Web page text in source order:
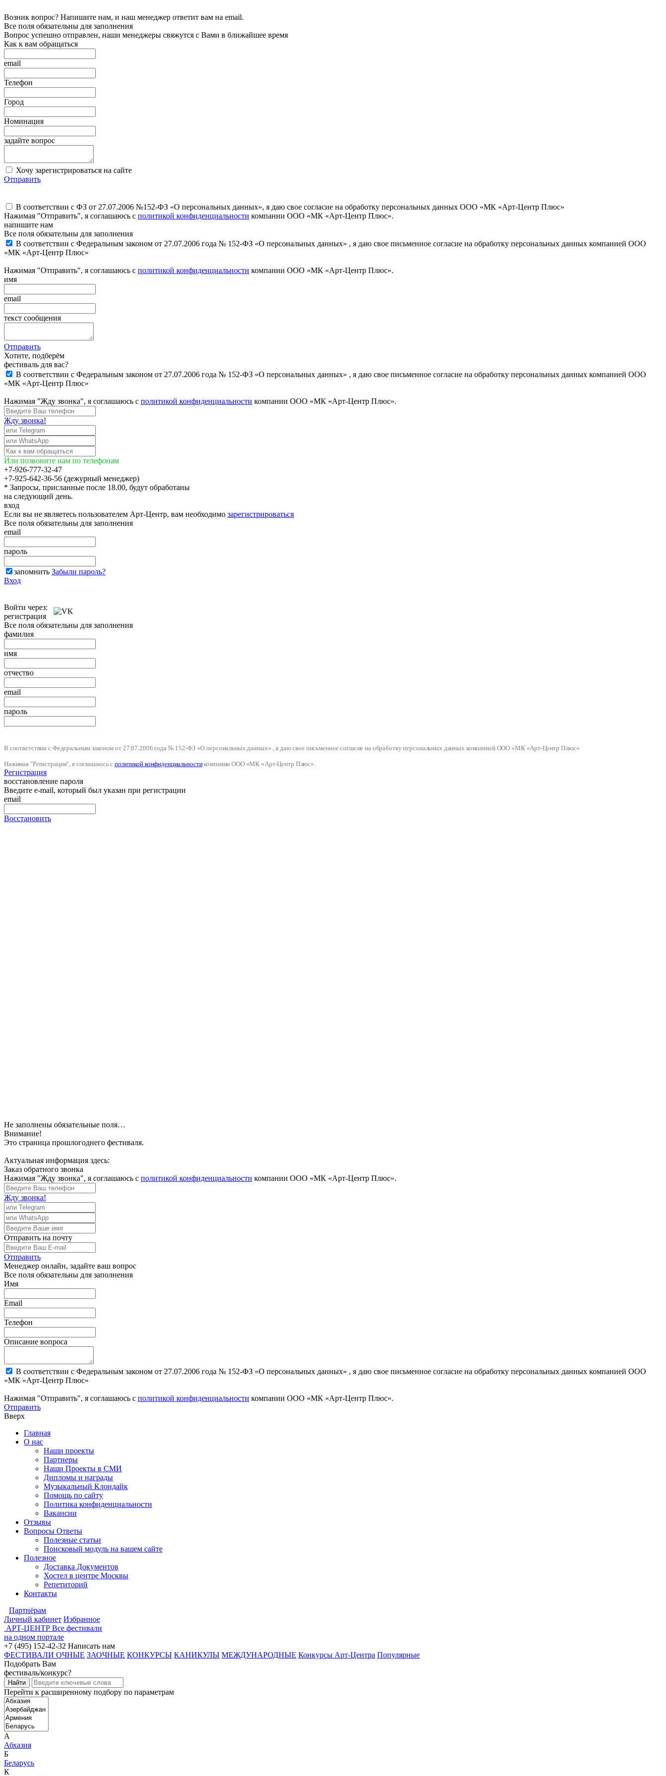
Возник вопрос? Напишите нам, и наш менеджер ответит вам на email.
Все поля обязательны для заполнения
Вопрос успешно отправлен, наши менеджеры свяжутся с Вами в ближайшее время
Как к вам обращаться
email
Телефон
Город
Номинация
задайте вопрос
Хочу зарегистрироваться на сайте
Отправить
В соответствии с ФЗ от 27.07.2006 №152-ФЗ «О персональных данных», я даю свое согласие на обработку персональных данных ООО «МК «Арт-Центр Плюс»
Нажимая "Отправить", я соглашаюсь с политикой конфиденциальности компании ООО «МК «Арт-Центр Плюс».
напишите нам
Все поля обязательны для заполнения
В соответствии с Федеральным законом от 27.07.2006 года № 152-ФЗ «О персональных данных» , я даю свое письменное согласие на обработку персональных данных компанией ООО
«МК «Арт-Центр Плюс»
Нажимая "Отправить", я соглашаюсь с политикой конфиденциальности компании ООО «МК «Арт-Центр Плюс».
имя
email
текст сообщения
Отправить
Хотите, подберём
фестиваль для вас?
В соответствии с Федеральным законом от 27.07.2006 года № 152-ФЗ «О персональных данных» , я даю свое письменное согласие на обработку персональных данных компанией ООО
«МК «Арт-Центр Плюс»
Нажимая "Жду звонка", я соглашаюсь с политикой конфиденциальности компании ООО «МК «Арт-Центр Плюс».
Жду звонка!
Или позвоните нам по телефонам
+7-926-777-32-47
+7-925-642-36-56 (дежурный менеджер)
* Запросы, присланные после 18.00, будут обработаны
на следующий день.
вход
Если вы не являетесь пользователем Арт-Центр, вам необходимо зарегистрироваться
Все поля обязательны для заполнения
email
пароль
запомнить Забыли пароль?
Вход
Войти через:
регистрация
Все поля обязательны для заполнения
фамилия
имя
отчество
email
пароль
В соответствии с Федеральным законом от 27.07.2006 года № 152-ФЗ «О персональных данных» , я даю свое письменное согласие на обработку персональных данных компанией ООО «МК «Арт-Центр Плюс»
Нажимая "Регистрация", я соглашаюсь сполитикой конфиденциальностикомпании ООО «МК «Арт-Центр Плюс».
Регистрация
восстановление пароля
Введите e-mail, который был указан при регистрации
email
Восстановить
Не заполнены обязательные поля…
Внимание!
Это страница прошлогоднего фестиваля.
Актуальная информация здесь:
Заказ обратного звонка
Нажимая "Жду звонка", я соглашаюсь с политикой конфиденциальности компании ООО «МК «Арт-Центр Плюс».
Жду звонка!
Отправить на почту
Отправить
Менеджер онлайн, задайте ваш вопрос
Все поля обязательны для заполнения
Имя
Email
Телефон
Описание вопроса
В соответствии с Федеральным законом от 27.07.2006 года № 152-ФЗ «О персональных данных» , я даю свое письменное согласие на обработку персональных данных компанией ООО
«МК «Арт-Центр Плюс»
Нажимая "Отправить", я соглашаюсь с политикой конфиденциальности компании ООО «МК «Арт-Центр Плюс».
Отправить
Вверх
Главная
О нас
Наши проекты
Партнеры
Наши Проекты в СМИ
Дипломы и награды
Музыкальный Клондайк
Помощь по сайту
Политика конфиденциальности
Вакансии
Отзывы
Вопросы Ответы
Полезные статьи
Поисковый модуль на вашем сайте
Полезное
Доставка Документов
Хостел в центре Москвы
Репетиторий
Контакты
Партнёрам
Личный кабинет Избранное
АРТ-ЦЕНТР Все фестивали
на одном портале
+7 (495) 152-42-32 Написать нам
ФЕСТИВАЛИ ОЧНЫЕ ЗАОЧНЫЕ КОНКУРСЫ КАНИКУЛЫ МЕЖДУНАРОДНЫЕ Конкурсы Арт-Центра Популярные
Подобрать Вам
фестиваль/конкурс?
Перейти к расширенному подбору по параметрам
А
Абхазия
Б
Беларусь
К